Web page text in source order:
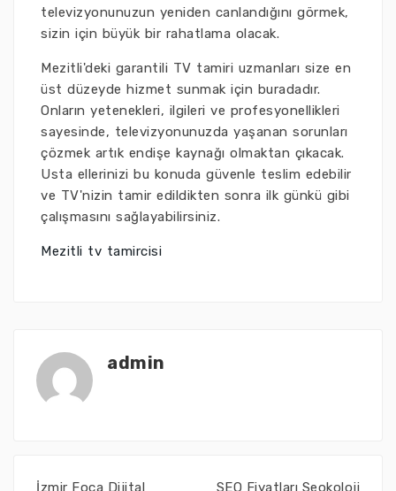
televizyonunuzun yeniden canlandığını görmek,
sizin için büyük bir rahatlama olacak.
Mezitli'deki garantili TV tamiri uzmanları size en
üst düzeyde hizmet sunmak için buradadır.
Onların yetenekleri, ilgileri ve profesyonellikleri
sayesinde, televizyonunuzda yaşanan sorunları
çözmek artık endişe kaynağı olmaktan çıkacak.
Usta ellerinizi bu konuda güvenle teslim edebilir
ve TV'nizin tamir edildikten sonra ilk günkü gibi
çalışmasını sağlayabilirsiniz.
Mezitli tv tamircisi
admin
İzmir Foça Dijital
SEO Fiyatları Seokoloji